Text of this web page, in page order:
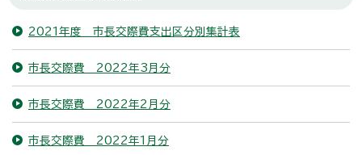
2021年度 市長交際費支出区分別集計表
市長交際費 2022年3月分
市長交際費 2022年2月分
市長交際費 2022年1月分